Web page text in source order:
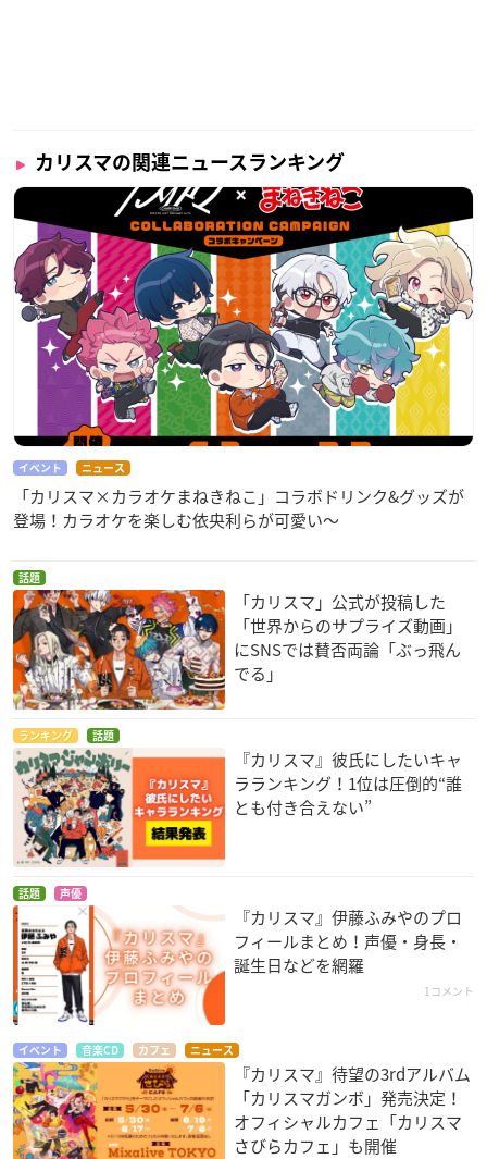
カリスマの関連ニュースランキング
イベント ニュース
「カリスマ×カラオケまねきねこ」コラボドリンク&グッズが
登場！カラオケを楽しむ依央利らが可愛い～
話題
「カリスマ」公式が投稿した
「世界からのサプライズ動画」
にSNSでは賛否両論「ぶっ飛ん
でる」
ランキング 話題
『カリスマ』彼氏にしたいキャ
ラランキング！1位は圧倒的“誰
とも付き合えない”
話題 声優
『カリスマ』伊藤ふみやのプロ
フィールまとめ！声優・身長・
誕生日などを網羅
1コメント
イベント 音楽CD カフェ ニュース
『カリスマ』待望の3rdアルバム
「カリスマガンボ」発売決定！
オフィシャルカフェ「カリスマ
さびらカフェ」も開催